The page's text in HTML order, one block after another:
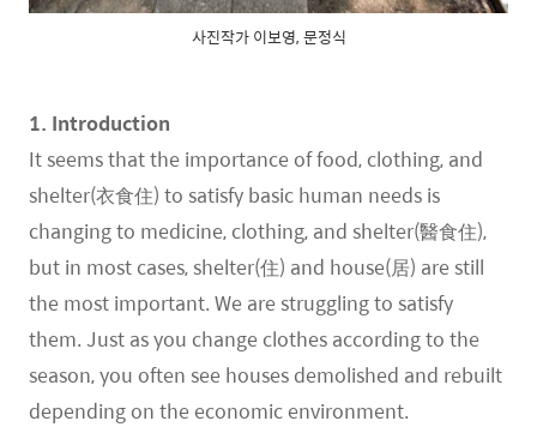
사진작가 이보영, 문정식
1. Introduction
It seems that the importance of food, clothing, and
shelter(衣食住) to satisfy basic human needs is
changing to medicine, clothing, and shelter(醫食住),
but in most cases, shelter(住) and house(居) are still
the most important. We are struggling to satisfy
them. Just as you change clothes according to the
season, you often see houses demolished and rebuilt
depending on the economic environment.